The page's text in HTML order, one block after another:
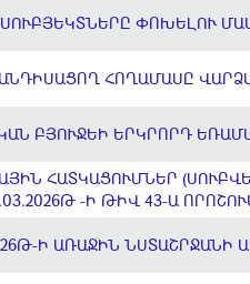
ՓՈԽԵԼՈՒ
ՀՈՂԱՄԱՍԸ
ԲՅՈՒՋԵԻ ԵՐԿՐՈՐԴ
ՀԱՏԿԱՑՈՒՄՆԵՐ
-Ի ԹԻՎ 43-Ա
Ի ԱՌԱՋԻՆ ՆՍՏԱՇՐՋԱՆԻ